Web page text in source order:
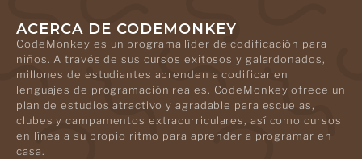
ACERCA DE CODEMONKEY
CodeMonkey es un programa líder de codificación para
niños. A través de sus cursos exitosos y galardonados,
millones de estudiantes aprenden a codificar en
lenguajes de programación reales. CodeMonkey ofrece un
plan de estudios atractivo y agradable para escuelas,
clubes y campamentos extracurriculares, así como cursos
en línea a su propio ritmo para aprender a programar en
casa.